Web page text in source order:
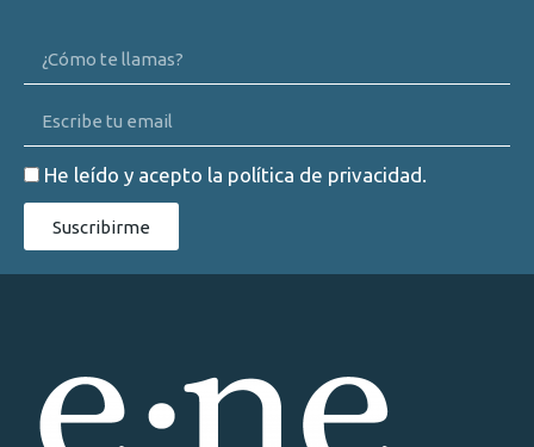
He leído y acepto la política de privacidad.
Suscribirme